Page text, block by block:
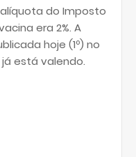
do Imposto
era 2%. A
hoje (1º) no
está valendo.